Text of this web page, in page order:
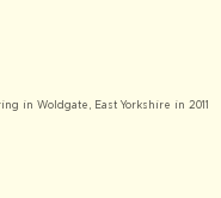
in Woldgate, East Yorkshire in 2011